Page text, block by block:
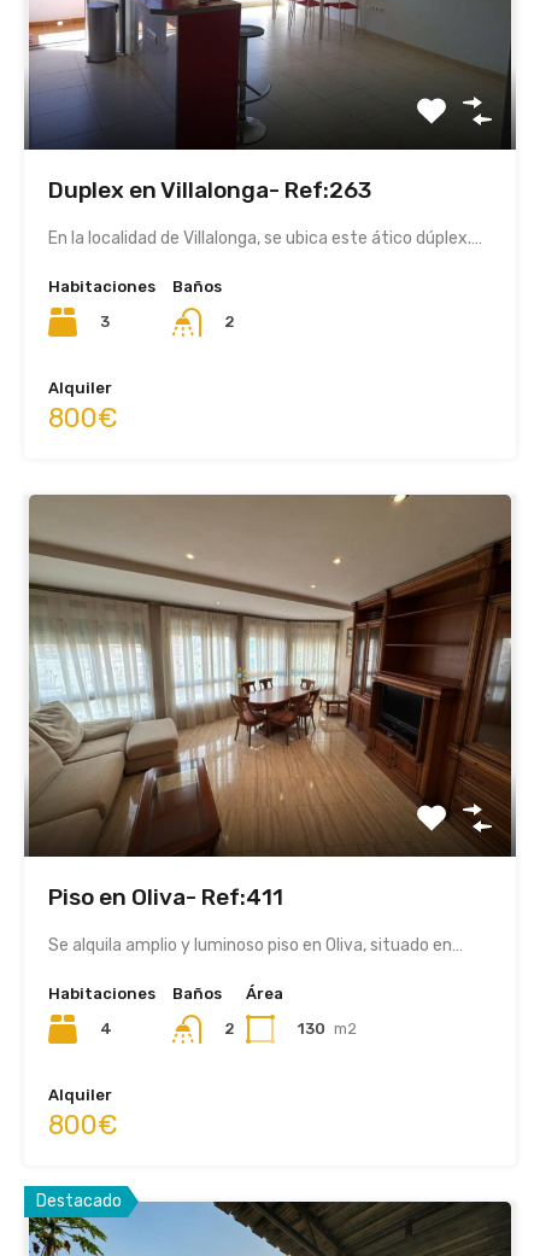
Duplex en Villalonga- Ref:263
En la localidad de Villalonga, se ubica este ático dúplex.…
Habitaciones
3
Baños
2
Alquiler
800€
Piso en Oliva- Ref:411
Se alquila amplio y luminoso piso en Oliva, situado en…
Habitaciones
4
Baños
2
Área
130 m2
Alquiler
800€
Destacado